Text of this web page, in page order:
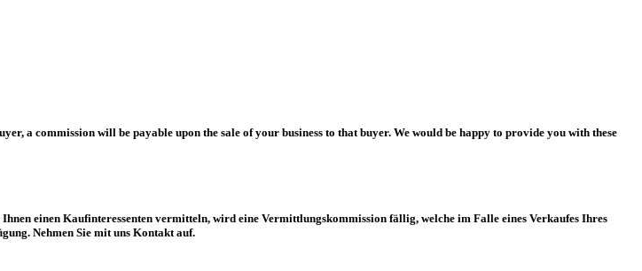
a commission will be payable upon the sale of your business to that buyer. We would be happy to provide you with these
einen Kaufinteressenten vermitteln, wird eine Vermittlungskommission fällig, welche im Falle eines Verkaufes Ihres
Nehmen Sie mit uns Kontakt auf.